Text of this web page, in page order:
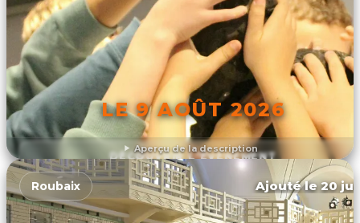
Aperçu de la description
LE 9 AOÛT 2026
DÉCOUVRIR L'ÉVÉNEMENT
Roubaix Ajouté le 20